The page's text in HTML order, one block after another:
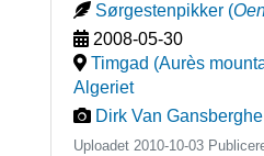
Sørgestenpikker (
2008-05-30
Timgad (Aurès
Algeriet
Dirk Van Gansberghe
Uploadet 2010-10-03